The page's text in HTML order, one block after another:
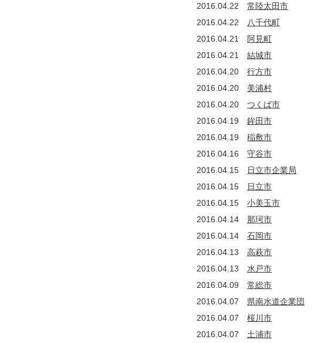
2016.04.22
常陸太田市
2016.04.22
八千代町
2016.04.21
阿見町
2016.04.21
結城市
2016.04.20
行方市
2016.04.20
美浦村
2016.04.20
つくば市
2016.04.19
鉾田市
2016.04.19
稲敷市
2016.04.16
守谷市
2016.04.15
日立市企業局
2016.04.15
日立市
2016.04.15
小美玉市
2016.04.14
那珂市
2016.04.14
石岡市
2016.04.13
高萩市
2016.04.13
水戸市
2016.04.09
常総市
2016.04.07
県南水道企業団
2016.04.07
桜川市
2016.04.07
土浦市